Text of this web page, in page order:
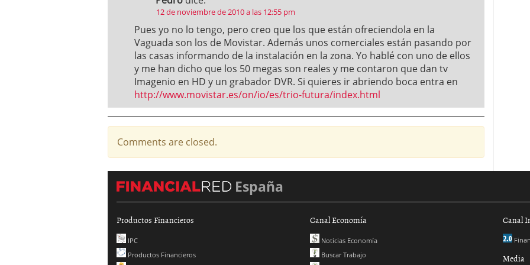
12 de noviembre de 2010 a las 12:55 pm
Pues yo no lo tengo, pero creo que los que están ofreciendola en la
Vaguada son los de Movistar. Además unos comerciales están pasando por
las casas informando de la instalación en la zona. Yo hablé con uno de ellos
y me han dicho que los 50 megas son reales y me contaron que dan tv
Imagenio en HD y un grabador DVR. Si quieres ir abriendo boca entra en
http://www.movistar.es/on/io/es/trio-futura/index.html
Comments are closed.
España
Productos Financieros
IPC
Productos Financieros
Canal Economía
Noticias Economía
Buscar Trabajo
Canal
Media